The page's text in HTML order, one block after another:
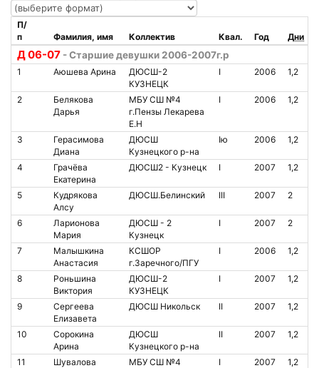
Д 06-07 - Старшие девушки 2006-2007г.р
П/
п
Фамилия, имя Коллектив Квал. Год Дни
1 Аюшева Арина
ДЮСШ-2
КУЗНЕЦК
I 2006 1,2
2
Белякова
Дарья
МБУ СШ №4
г.Пензы Лекарева
Е.Н
I 2006 1,2
3
Герасимова
Диана
ДЮСШ
Кузнецкого р-на
Iю 2006 1,2
4
Грачёва
Екатерина
ДЮСШ2 - Кузнецк I 2007 1,2
5
Кудрякова
Алсу
ДЮСШ.Белинский III 2007 2
6
Ларионова
Мария
ДЮСШ - 2
Кузнецк
I 2007 2
7
Малышкина
Анастасия
КСШОР
г.Заречного/ПГУ
I 2006 1,2
8
Роньшина
Виктория
ДЮСШ-2
КУЗНЕЦК
I 2007 1,2
9
Сергеева
Елизавета
ДЮСШ Никольск II 2007 1,2
10
Сорокина
Арина
ДЮСШ
Кузнецкого р-на
II 2007 1,2
11
Шувалова
МБУ СШ №4
I 2007 1,2